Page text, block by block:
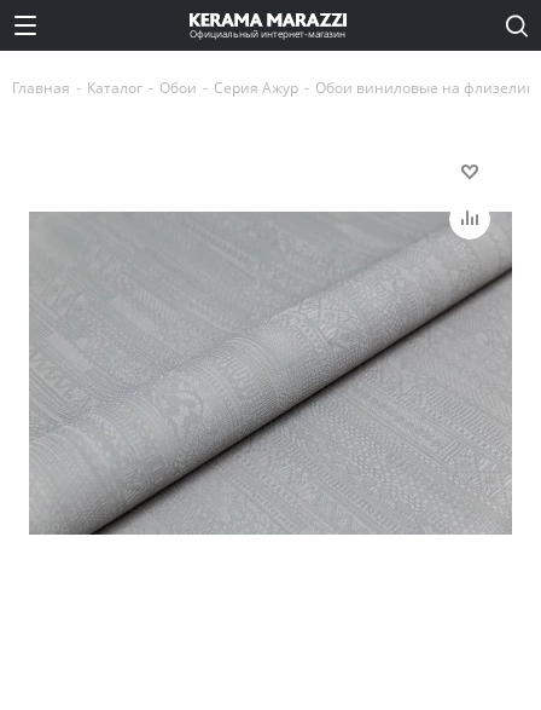
Официальный интернет-магазин
Главная - Каталог - Обои - Серия Ажур - Обои виниловые на